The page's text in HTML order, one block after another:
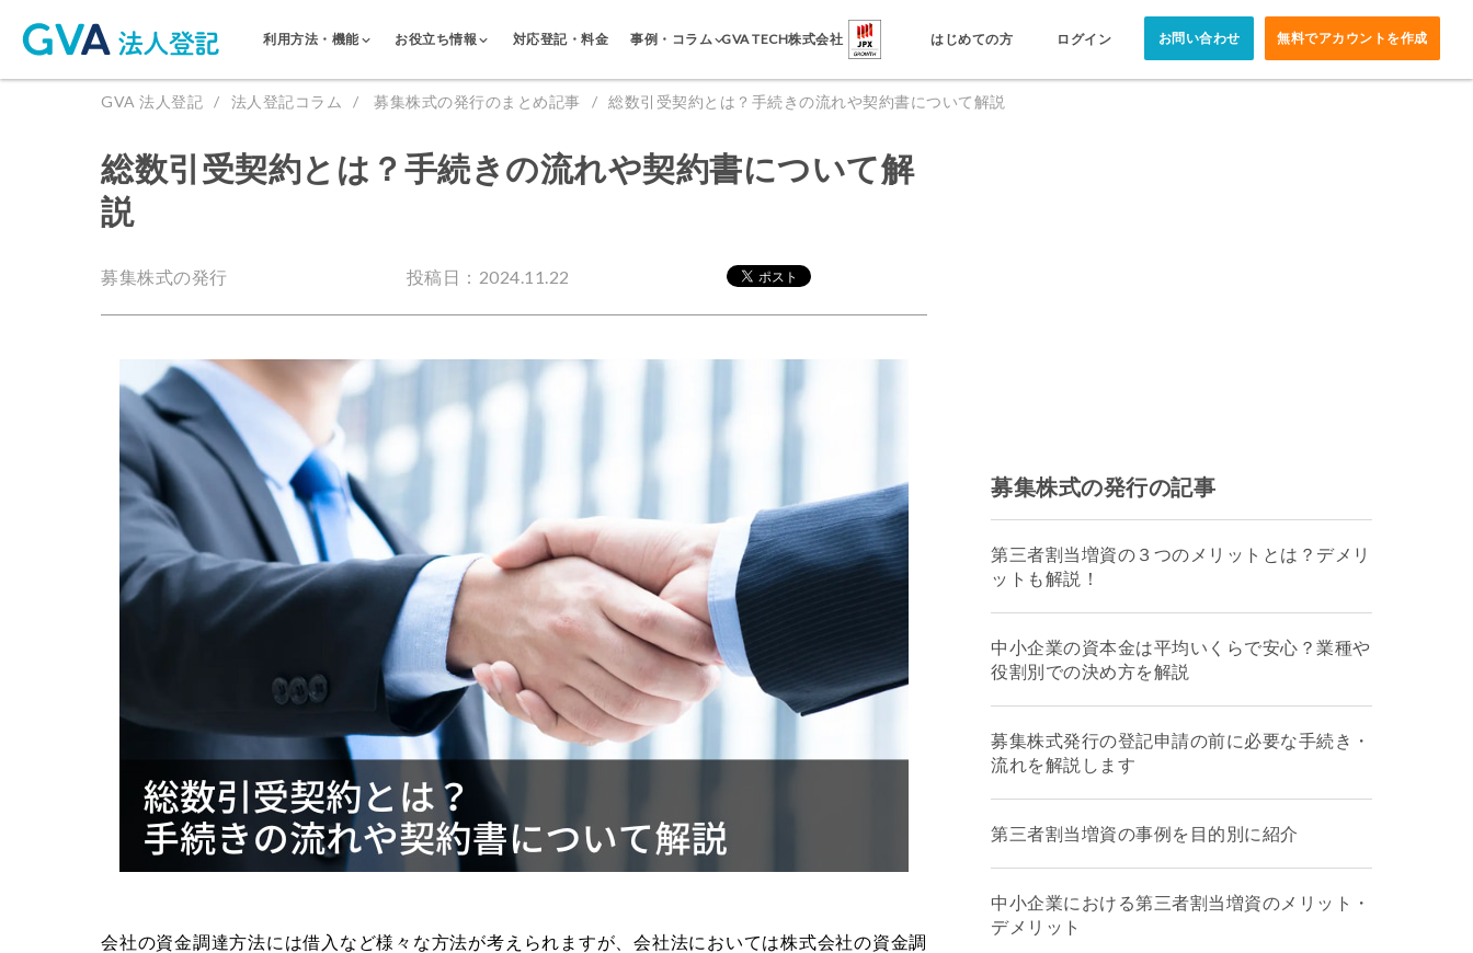
利用方法・機能 お役立ち情報 対応登記・料金 事例・コラム GVA TECH株式会社 はじめての方 ログイン お問い合わせ 無料でアカウントを作成
GVA 法人登記 法人登記コラム 募集株式の発行のまとめ記事 総数引受契約とは？手続きの流れや契約書について解説
総数引受契約とは？手続きの流れや契約書について解
説
募集株式の発行 投稿日：2024.11.22
会社の資金調達方法には借入など様々な方法が考えられますが、会社法においては株式会社の資金調
募集株式の発行の記事
第三者割当増資の３つのメリットとは？デメリ
ットも解説！
中小企業の資本金は平均いくらで安心？業種や
役割別での決め方を解説
募集株式発行の登記申請の前に必要な手続き・
流れを解説します
第三者割当増資の事例を目的別に紹介
中小企業における第三者割当増資のメリット・
デメリット